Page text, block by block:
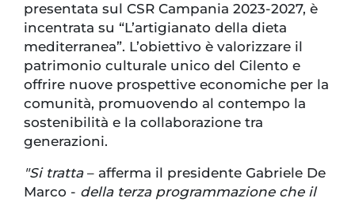
presentata sul CSR Campania 2023-2027, è
incentrata su “L’artigianato della dieta
mediterranea”. L’obiettivo è valorizzare il
patrimonio culturale unico del Cilento e
offrire nuove prospettive economiche per la
comunità, promuovendo al contempo la
sostenibilità e la collaborazione tra
generazioni.
"Si tratta – afferma il presidente Gabriele De
Marco - della terza programmazione che il